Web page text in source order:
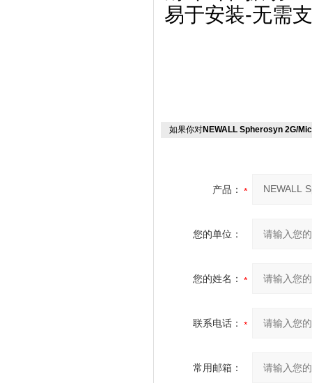
易于安装-无需
如果你对NEWALL Spherosyn 2G/
产品：
您的单位：
您的姓名：
联系电话：
常用邮箱：